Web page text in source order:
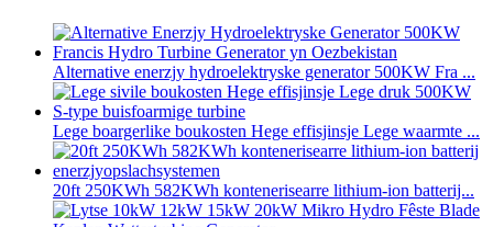
Alternative enerzjy hydroelektryske generator 500KW Fra ...
Lege boargerlike boukosten Hege effisjinsje Lege waarmte ...
20ft 250KWh 582KWh kontenerisearre lithium-ion batterij...